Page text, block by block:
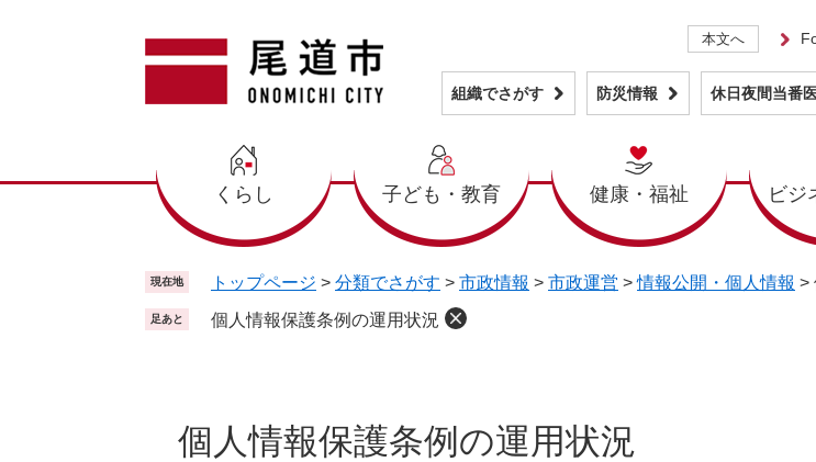
本文へ
組織でさがす 防災情報 休日夜間当番
くらし 子ども・教育 健康・福祉 ビジ
現在地 トップページ > 分類でさがす > 市政情報 > 市政運営 >情報公開・個人情報 >
足あと 個人情報保護条例の運用状況
個人情報保護条例の運用状況